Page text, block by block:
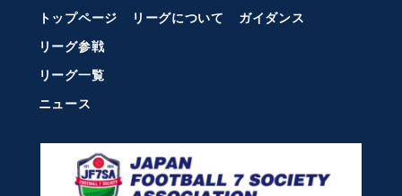
トップページ リーグについて
ガイダンス
リーグ参戦
リーグ一覧
ニュース